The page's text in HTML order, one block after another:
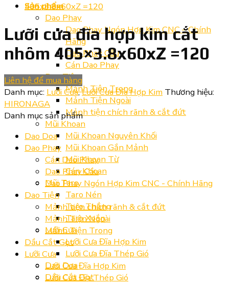
Sản phẩm
Dao Phay
Dao Phay Ngón Hợp Kim CNC – Chính
Hãng
Dao Phay Cầu
Cán Dao Phay
Dao Tiện
Mảnh Tiện Trong
Mảnh Tiện Ngoài
Mảnh tiện chích rãnh & cắt đứt
Mũi Khoan
Mũi Khoan Nguyên Khối
Mũi Khoan Gắn Mảnh
Mũi Khoan Từ
Cán Khoan
Mũi Taro
Taro Nén
Taro Thẳng
Taro Xoắn
Lưỡi Cưa
Lưỡi Cưa Đĩa Hợp Kim
Lưỡi Cưa Đĩa Thép Gió
Dao Doa
Dầu Cắt Gọt
Lưỡi cưa đĩa hợp kim cắt
nhôm 405×3.8x60xZ =120
Liên hệ để mua hàng
Danh mục: Lưỡi Cưa,Lưỡi Cưa Đĩa Hợp Kim Thương hiệu:
HIRONAGA
Danh mục sản phẩm
Dao Doa
Dao Phay
Cán Dao Phay
Dao Phay Cầu
Dao Phay Ngón Hợp Kim CNC - Chính Hãng
Dao Tiện
Mảnh tiện chích rãnh & cắt đứt
Mảnh Tiện Ngoài
Mảnh Tiện Trong
Dầu Cắt Gọt
Lưỡi Cưa
Lưỡi Cưa Đĩa Hợp Kim
Lưỡi Cưa Đĩa Thép Gió